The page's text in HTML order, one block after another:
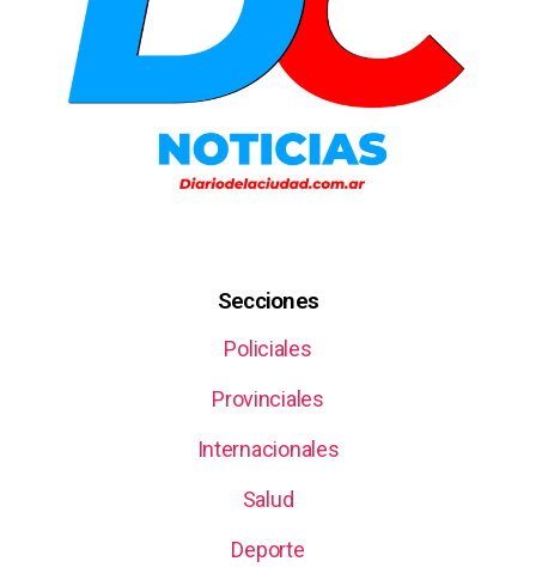
Secciones
Policiales
Provinciales
Internacionales
Salud
Deporte